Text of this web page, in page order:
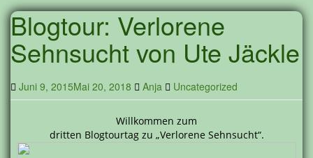
Blogtour: Verlorene
Sehnsucht von Ute Jäckle
Juni 9, 2015Mai 20, 2018 Anja Uncategorized
Willkommen zum
dritten Blogtourtag zu „Verlorene Sehnsucht“.